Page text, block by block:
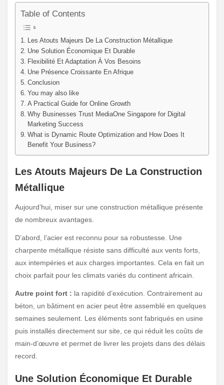
Table of Contents
Les Atouts Majeurs De La Construction Métallique
Une Solution Économique Et Durable
Flexibilité Et Adaptation À Vos Besoins
Une Présence Croissante En Afrique
Conclusion
You may also like
A Practical Guide for Online Growth
Why Businesses Trust MediaOne Singapore for Digital
Marketing Success
What is Dynamic Route Optimization and How Does It
Benefit Your Business?
Les Atouts Majeurs De La Construction
Métallique
Aujourd’hui, miser sur une construction métallique présente
de nombreux avantages.
D’abord, l’acier est reconnu pour sa robustesse. Une
charpente métallique résiste sans difficulté aux vents forts,
aux intempéries et aux charges importantes. Cela en fait un
choix parfait pour les climats variés du continent africain.
Autre point fort : la rapidité d’exécution. Contrairement au
béton, un bâtiment en acier peut être assemblé en quelques
semaines seulement. Les éléments sont fabriqués en usine
puis installés directement sur site, ce qui réduit les coûts de
main-d’œuvre et permet de livrer les projets dans des délais
record.
Une Solution Économique Et Durable